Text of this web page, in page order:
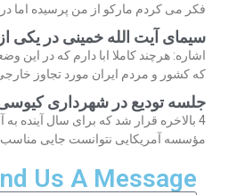
فکر می کردم مارکو از من پرسیده اما در
سیمای آیت الله خمینی در یکی
اشاره: هرچند کاملا ابا دارم که در
که کشور و مردم ایران مورد تجاوز
جلسه تودیع در شهرداری
4 بالاخره قرار شد که برای سال آینده به
مؤسسه آمریکایی نتوانست جایی مناسب
Us A Message